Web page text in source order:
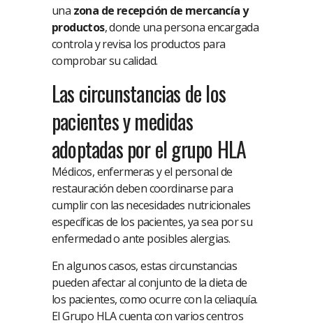
una zona de recepción de mercancía y
productos, donde una persona encargada
controla y revisa los productos para
comprobar su calidad.
Las circunstancias de los
pacientes y medidas
adoptadas por el grupo HLA
Médicos, enfermeras y el personal de
restauración deben coordinarse para
cumplir con las necesidades nutricionales
específicas de los pacientes, ya sea por su
enfermedad o ante posibles alergias.
En algunos casos, estas circunstancias
pueden afectar al conjunto de la dieta de
los pacientes, como ocurre con la celiaquía.
El Grupo HLA cuenta con varios centros